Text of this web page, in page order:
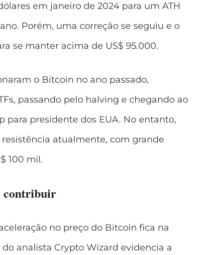
em janeiro de 2024 para um ATH
Porém, uma correção se seguiu e o
se manter acima de US$ 95.000.
o Bitcoin no ano passado,
passando pelo halving e chegando ao
para presidente dos EUA. No entanto,
atualmente, com grande
100 mil.
contribuir
no preço do Bitcoin fica na
analista Crypto Wizard evidencia a